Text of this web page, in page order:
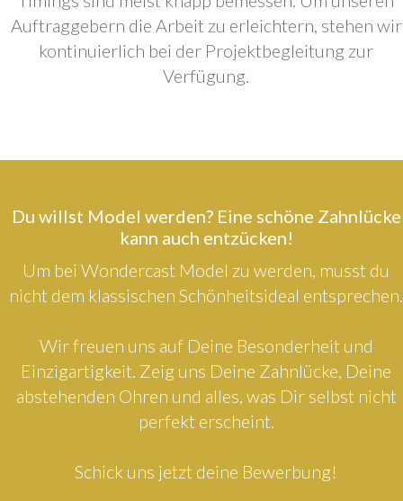
Auftraggebern die Arbeit zu erleichtern, stehen wir
kontinuierlich bei der Projektbegleitung zur
Verfügung.
Du willst Model werden? Eine schöne Zahnlücke
kann auch entzücken!
Um bei Wondercast Model zu werden, musst du
nicht dem klassischen Schönheitsideal entsprechen.
Wir freuen uns auf Deine Besonderheit und
Einzigartigkeit. Zeig uns Deine Zahnlücke, Deine
abstehenden Ohren und alles, was Dir selbst nicht
perfekt erscheint.
Schick uns jetzt deine Bewerbung!